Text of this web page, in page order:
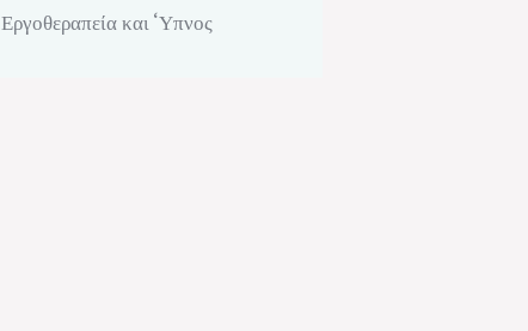
Εργοθεραπεία και ‘Υπνος